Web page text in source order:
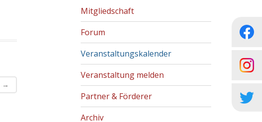
→
Mitgliedschaft
Forum
Veranstaltungskalender
Veranstaltung melden
Partner & Förderer
Archiv